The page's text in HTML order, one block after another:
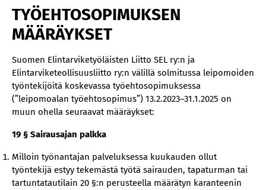
TYÖEHTOSOPIMUKSEN
MÄÄRÄYKSET
Suomen Elintarviketyöläisten Liitto SEL ry:n ja
Elintarviketeollisuusliitto ry:n välillä solmitussa leipomoiden
työntekijöitä koskevassa työehtosopimuksessa
(”leipomoalan työehtosopimus”) 13.2.2023–31.1.2025 on
muun ohella seuraavat määräykset:
19 § Sairausajan palkka
Milloin työnantajan palveluksessa kuukauden ollut
työntekijä estyy tekemästä työtä sairauden, tapaturman tai
tartuntatautilain 20 §:n perusteella määrätyn karanteenin